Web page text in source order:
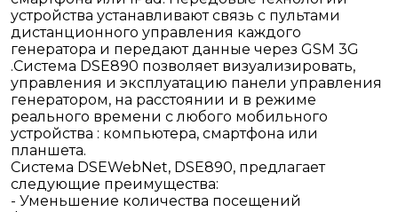
устройства устанавливают связь с пультами
дистанционного управления каждого
генератора и передают данные через GSM 3G
.Система DSE890 позволяет визуализировать,
управления и эксплуатацию панели управления
генератором, на расстоянии и в режиме
реального времени с любого мобильного
устройства : компьютера, смартфона или
планшета.
Система DSEWebNet, DSE890, предлагает
следующие преимущества:
- Уменьшение количества посещений